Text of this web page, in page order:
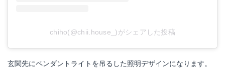
chiho(@chii.house_)がシェアした投稿
玄関先にペンダントライトを吊るした照明デザインになります。